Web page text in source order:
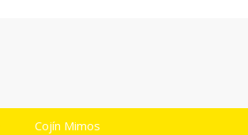
Cojín Mimos